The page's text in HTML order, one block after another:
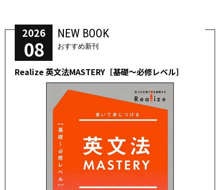
2026
08
NEW BOOK
おすすめ新刊
Realize 英文法MASTERY［基礎～必修レベル］